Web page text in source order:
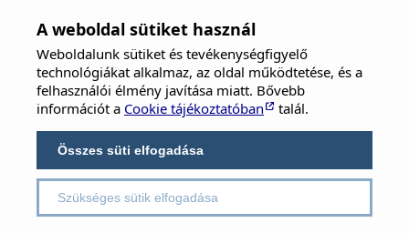
MFOE
MAGYAR FÜL-, ORR-, GÉGE ÉS FEJ-,
NYAKSEBÉSZ ORVOSOK EGYESÜLETE
Hungarian Society of Oto-Rhino-Laryngology,
Head & Neck Surgery
Kedves Látogatónk!
A weboldal sütiket használ
Weboldalunk sütiket és tevékenységfigyelő
technológiákat alkalmaz, az oldal működtetése, és a
felhasználói élmény javítása miatt. Bővebb
információt a Cookie tájékoztatóban talál.
Összes süti elfogadása
Szükséges sütik elfogadása